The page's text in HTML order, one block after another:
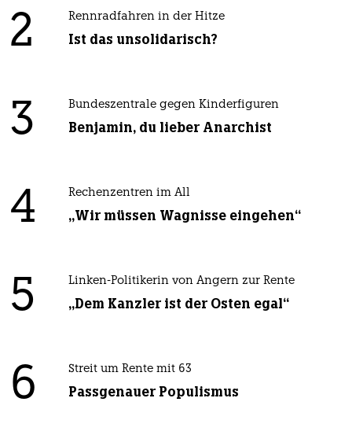
2 Rennradfahren in der Hitze
Ist das unsolidarisch?
3 Bundeszentrale gegen Kinderfiguren
Benjamin, du lieber Anarchist
4 Rechenzentren im All
„Wir müssen Wagnisse eingehen“
5 Linken-Politikerin von Angern zur Rente
„Dem Kanzler ist der Osten egal“
6 Streit um Rente mit 63
Passgenauer Populismus